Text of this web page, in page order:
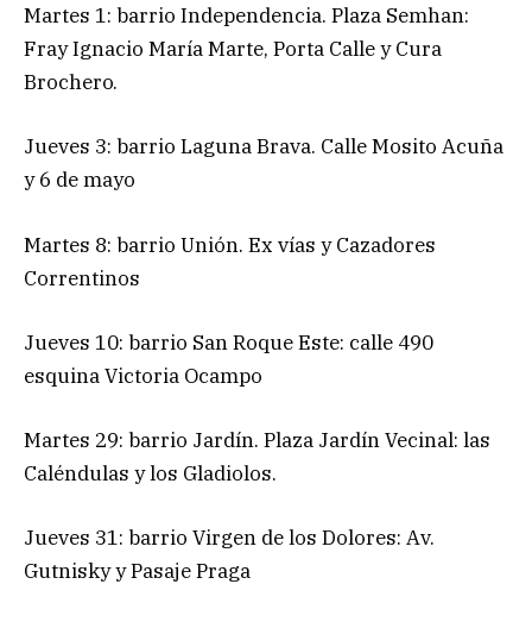
Martes 1: barrio Independencia. Plaza Semhan:
Fray Ignacio María Marte, Porta Calle y Cura
Brochero.
Jueves 3: barrio Laguna Brava. Calle Mosito Acuña
y 6 de mayo
Martes 8: barrio Unión. Ex vías y Cazadores
Correntinos
Jueves 10: barrio San Roque Este: calle 490
esquina Victoria Ocampo
Martes 29: barrio Jardín. Plaza Jardín Vecinal: las
Caléndulas y los Gladiolos.
Jueves 31: barrio Virgen de los Dolores: Av.
Gutnisky y Pasaje Praga